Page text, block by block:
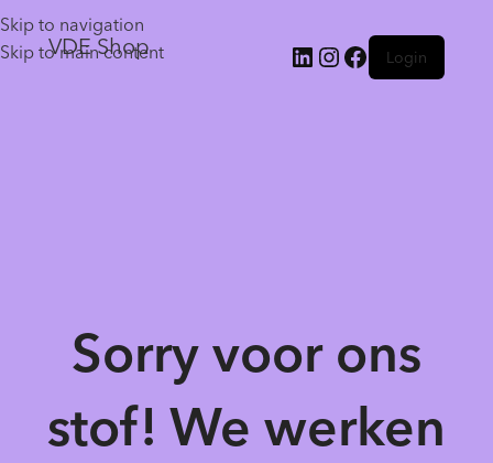
Skip to navigation
Skip to main content
VDE Shop Login
Sorry voor ons
stof! We werken